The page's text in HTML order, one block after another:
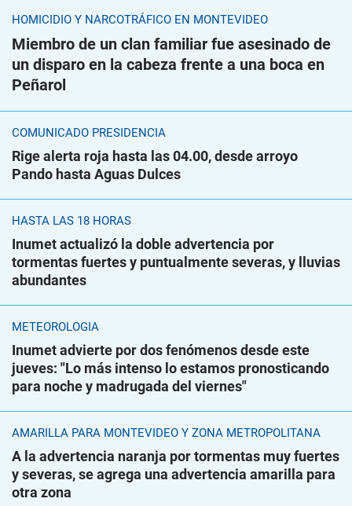
HOMICIDIO Y NARCOTRÁFICO EN MONTEVIDEO
Miembro de un clan familiar fue asesinado de
un disparo en la cabeza frente a una boca en
Peñarol
COMUNICADO PRESIDENCIA
Rige alerta roja hasta las 04.00, desde arroyo
Pando hasta Aguas Dulces
HASTA LAS 18 HORAS
Inumet actualizó la doble advertencia por
tormentas fuertes y puntualmente severas, y lluvias
abundantes
METEOROLOGÍA
Inumet advierte por dos fenómenos desde este
jueves: "Lo más intenso lo estamos pronosticando
para noche y madrugada del viernes"
AMARILLA PARA MONTEVIDEO Y ZONA METROPOLITANA
A la advertencia naranja por tormentas muy fuertes
y severas, se agrega una advertencia amarilla para
otra zona